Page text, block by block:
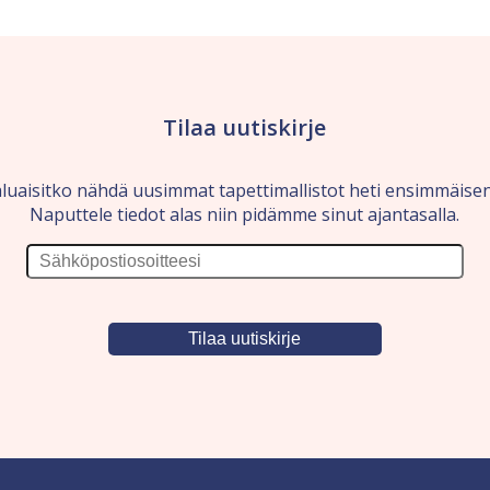
Tilaa uutiskirje
nähdä uusimmat tapettimallistot heti
Naputtele tiedot alas niin pidämme sinut ajantasalla.